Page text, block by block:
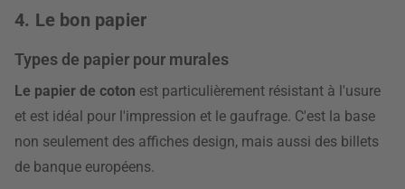
4. Le bon papier
Types de papier pour murales
Le papier de coton est particulièrement résistant à l'usure
et est idéal pour l'impression et le gaufrage. C'est la base
non seulement des affiches design, mais aussi des billets
de banque européens.